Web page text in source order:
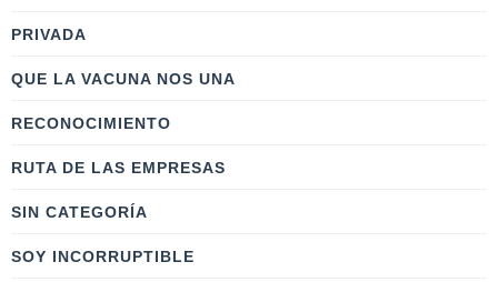
PRIVADA
QUE LA VACUNA NOS UNA
RECONOCIMIENTO
RUTA DE LAS EMPRESAS
SIN CATEGORÍA
SOY INCORRUPTIBLE